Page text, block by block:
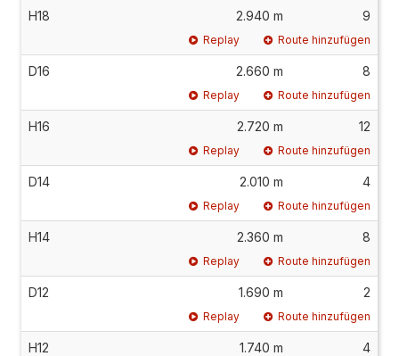
H18 2.940 m 9
Replay Route hinzufügen
D16 2.660 m 8
Replay Route hinzufügen
H16 2.720 m 12
Replay Route hinzufügen
D14 2.010 m 4
Replay Route hinzufügen
H14 2.360 m 8
Replay Route hinzufügen
D12 1.690 m 2
Replay Route hinzufügen
H12 1.740 m 4